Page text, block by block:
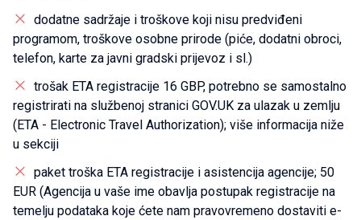
dodatne sadržaje i troškove koji nisu predviđeni
programom, troškove osobne prirode (piće, dodatni obroci,
telefon, karte za javni gradski prijevoz i sl.)
trošak ETA registracije 16 GBP, potrebno se samostalno
registrirati na službenoj stranici GOV.UK za ulazak u zemlju
(ETA - Electronic Travel Authorization); više informacija niže
u sekciji
paket troška ETA registracije i asistencija agencije; 50
EUR (Agencija u vaše ime obavlja postupak registracije na
temelju podataka koje ćete nam pravovremeno dostaviti e-